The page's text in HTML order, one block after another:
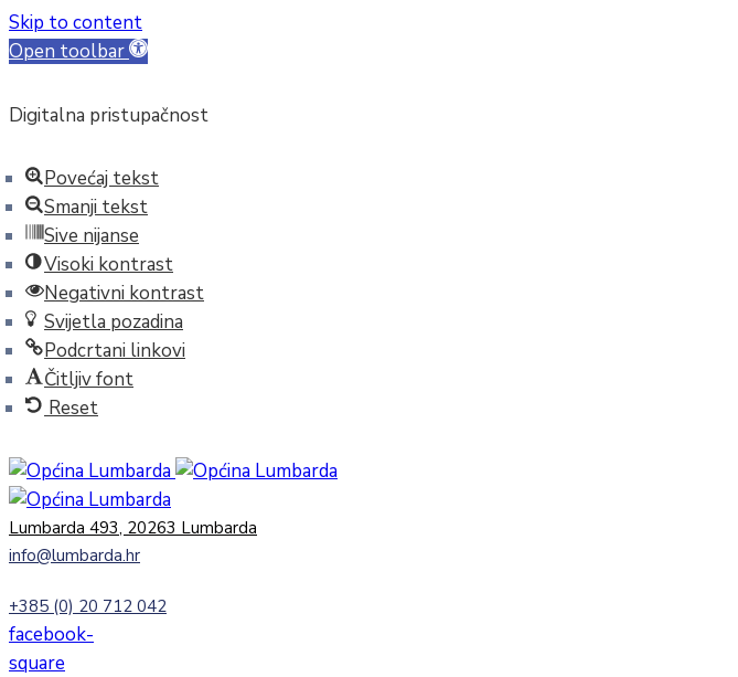
Skip to content
Open toolbar
Digitalna pristupačnost
Povećaj tekst
Smanji tekst
Sive nijanse
Visoki kontrast
Negativni kontrast
Svijetla pozadina
Podcrtani linkovi
Čitljiv font
Reset
Lumbarda 493, 20263 Lumbarda
info@lumbarda.hr
+385 (0) 20 712 042
facebook-
square